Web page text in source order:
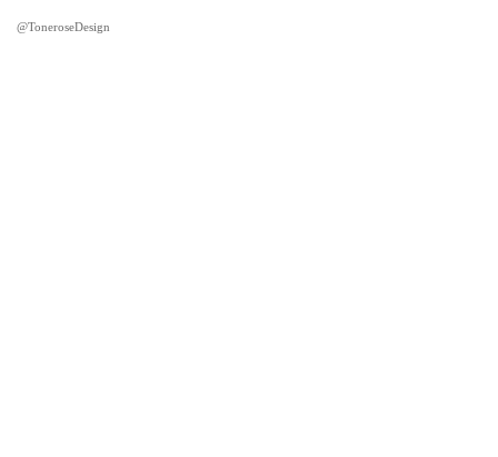
@ToneroseDesign